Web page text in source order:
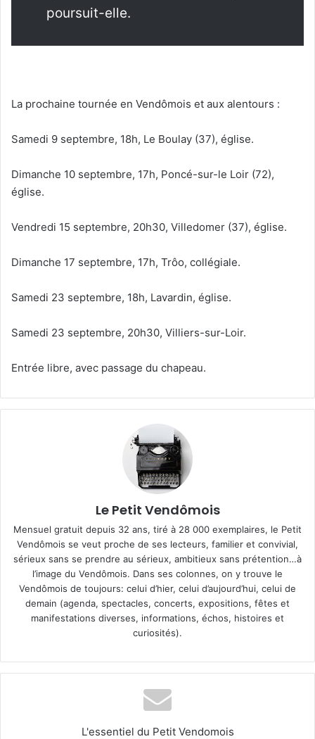
poursuit-elle.
La prochaine tournée en Vendômois et aux alentours :
Samedi 9 septembre, 18h, Le Boulay (37), église.
Dimanche 10 septembre, 17h, Poncé-sur-le Loir (72),
église.
Vendredi 15 septembre, 20h30, Villedomer (37), église.
Dimanche 17 septembre, 17h, Trôo, collégiale.
Samedi 23 septembre, 18h, Lavardin, église.
Samedi 23 septembre, 20h30, Villiers-sur-Loir.
Entrée libre, avec passage du chapeau.
Le Petit Vendômois
Mensuel gratuit depuis 32 ans, tiré à 28 000 exemplaires, le Petit
Vendômois se veut proche de ses lecteurs, familier et convivial,
sérieux sans se prendre au sérieux, ambitieux sans prétention…à
l’image du Vendômois. Dans ses colonnes, on y trouve le
Vendômois de toujours: celui d’hier, celui d’aujourd’hui, celui de
demain (agenda, spectacles, concerts, expositions, fêtes et
manifestations diverses, informations, échos, histoires et
curiosités).
L'essentiel du Petit Vendomois